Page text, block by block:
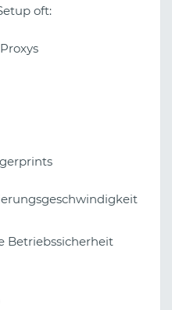
oft:
Betriebssicherheit